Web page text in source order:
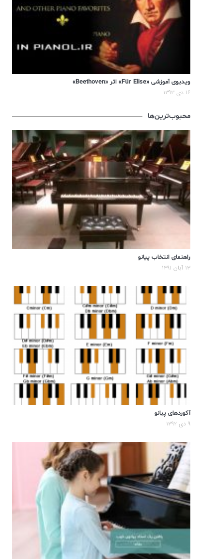
ویدیوی آموزشی «Für Elise» اثر «Beethoven»
۱۶ دی ۱۳۹۳
محبوب‌ترین‌ها
راهنمای انتخاب پیانو
۱۳ آبان ۱۳۹۱
آکوردهای پیانو
۹ دی ۱۳۹۲